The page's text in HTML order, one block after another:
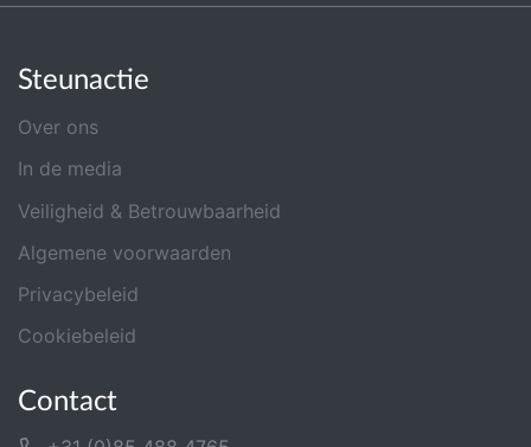
Steunactie
Over ons
In de media
Veiligheid & Betrouwbaarheid
Algemene voorwaarden
Privacybeleid
Cookiebeleid
Contact